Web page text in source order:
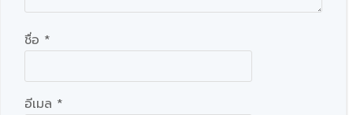
ชื่อ *
อีเมล *